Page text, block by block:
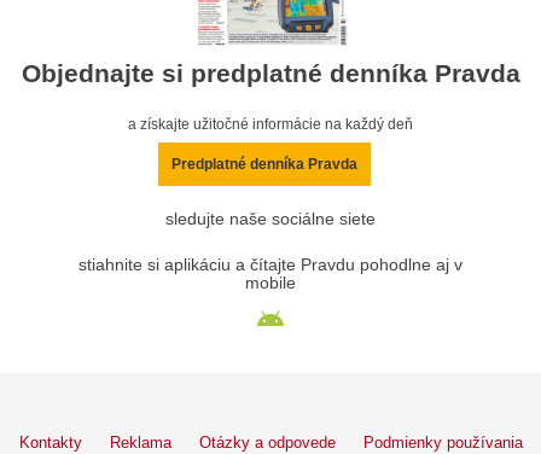
Objednajte si predplatné denníka Pravda
a získajte užitočné informácie na každý deň
Predplatné denníka Pravda
sledujte naše sociálne siete
stiahnite si aplikáciu a čítajte Pravdu pohodlne aj v
mobile
Kontakty Reklama Otázky a odpovede Podmienky používania